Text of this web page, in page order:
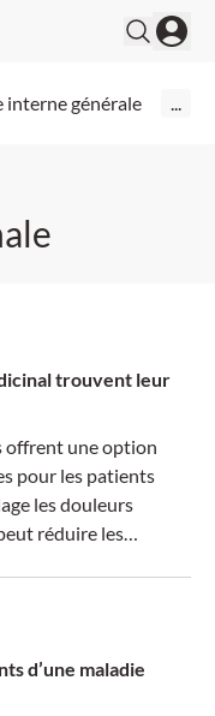
interne générale ...
trouvent leur
offrent une option
pour les patients
les douleurs
réduire les
d’une maladie